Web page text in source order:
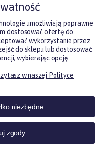
co będzie najbardziej
DOWIEDZ SIĘ WIĘCEJ
POMOC MOJE
umożliwiają poprawne
dostosować ofertę do
wykorzystanie przez
do sklepu lub dostosować
wybierając opcję
w naszej Polityce
niezbędne
zgody
zakup.